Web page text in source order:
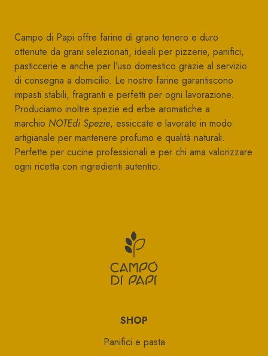
Campo di Papi offre farine di grano tenero e duro
ottenute da grani selezionati, ideali per pizzerie, panifici,
pasticcerie e anche per l’uso domestico grazie al servizio
di consegna a domicilio. Le nostre farine garantiscono
impasti stabili, fragranti e perfetti per ogni lavorazione.
Produciamo inoltre spezie ed erbe aromatiche a
marchio NOTEdi Spezie, essiccate e lavorate in modo
artigianale per mantenere profumo e qualità naturali.
Perfette per cucine professionali e per chi ama valorizzare
ogni ricetta con ingredienti autentici.
SHOP
Panifici e pasta